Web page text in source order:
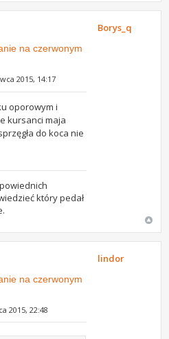
na czerwonym
2015, 14:17
oporowym i
kursanci maja
do koca nie
który pedał
Borys_q
na czerwonym
2015, 22:48
lindor